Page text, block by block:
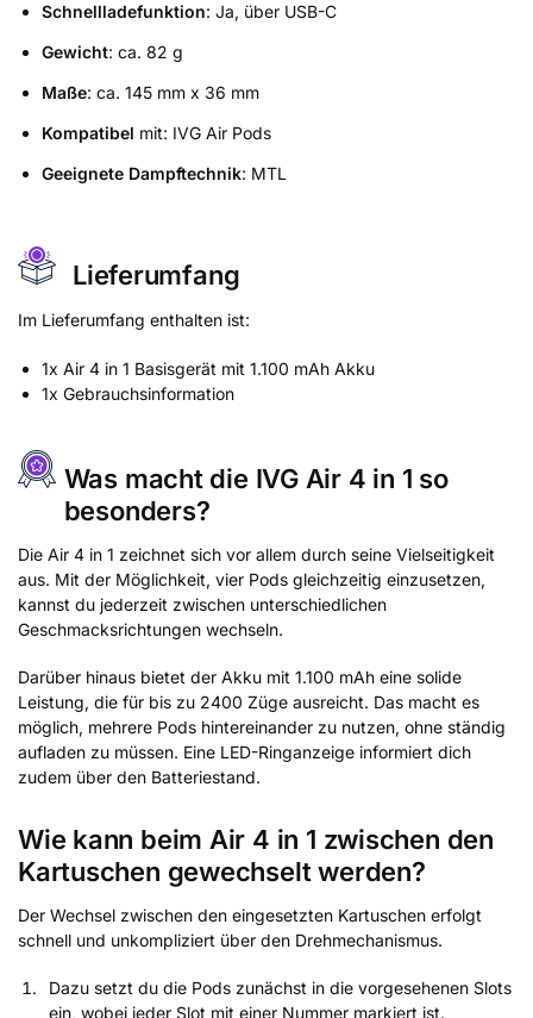
Schnellladefunktion: Ja, über USB-C
Gewicht: ca. 82 g
Maße: ca. 145 mm x 36 mm
Kompatibel mit: IVG Air Pods
Geeignete Dampftechnik: MTL
Lieferumfang
Im Lieferumfang enthalten ist:
1x Air 4 in 1 Basisgerät mit 1.100 mAh Akku
1x Gebrauchsinformation
Was macht die IVG Air 4 in 1 so
besonders?
Die Air 4 in 1 zeichnet sich vor allem durch seine Vielseitigkeit
aus. Mit der Möglichkeit, vier Pods gleichzeitig einzusetzen,
kannst du jederzeit zwischen unterschiedlichen
Geschmacksrichtungen wechseln.
Darüber hinaus bietet der Akku mit 1.100 mAh eine solide
Leistung, die für bis zu 2400 Züge ausreicht. Das macht es
möglich, mehrere Pods hintereinander zu nutzen, ohne ständig
aufladen zu müssen. Eine LED-Ringanzeige informiert dich
zudem über den Batteriestand.
Wie kann beim Air 4 in 1 zwischen den
Kartuschen gewechselt werden?
Der Wechsel zwischen den eingesetzten Kartuschen erfolgt
schnell und unkompliziert über den Drehmechanismus.
Dazu setzt du die Pods zunächst in die vorgesehenen Slots
ein, wobei jeder Slot mit einer Nummer markiert ist.